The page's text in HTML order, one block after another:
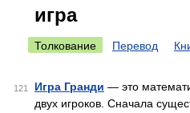
игра
Толкование Перевод
121 Игра Гранди — это
двух игроков. Сначала